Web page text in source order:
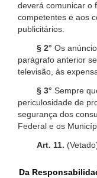
deverá comunicar o
competentes e aos
publicitários.
§ 2° Os
parágrafo anterior
televisão, às
§ 3° Sempre
periculosidade de
segurança dos
Federal e os
Art. 11.
Da